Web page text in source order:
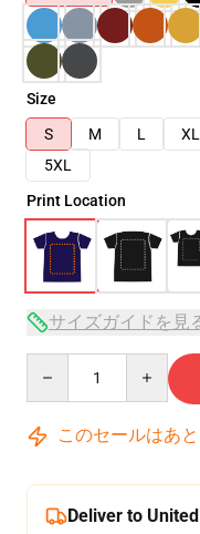
Size
S
M L XL
5XL
Print Location
サイズガイドを見
このセールはあと
Deliver to